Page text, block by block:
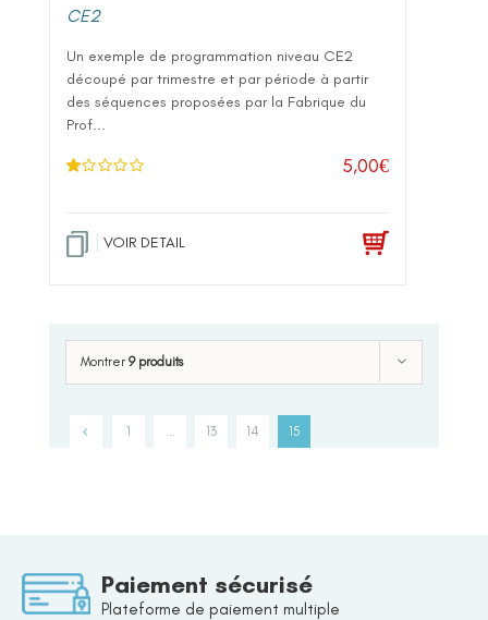
CE2
Un exemple de programmation niveau CE2
découpé par trimestre et par période à partir
des séquences proposées par la Fabrique du
Prof...
.0
5,00€
VOIR DETAIL
Montrer 9 produits
1 13 14 15
Paiement sécurisé
Plateforme de paiement multiple